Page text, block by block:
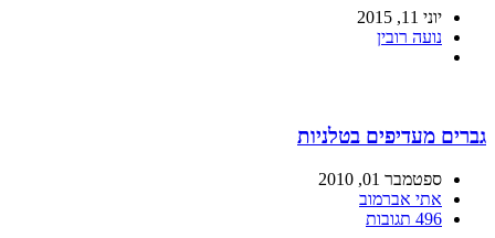
יוני 11, 2015
נועה רובין
גברים מעדיפים בטלניות
ספטמבר 01, 2010
אתי אברמוב
496 תגובות